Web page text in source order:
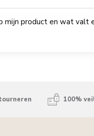
mijn product en wat valt
100%